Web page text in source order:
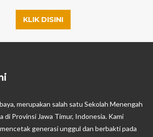
KLIK DISINI
merupakan salah satu Sekolah Menengah
di Provinsi Jawa Timur, Indonesia. Kami
generasi unggul dan berbakti pada